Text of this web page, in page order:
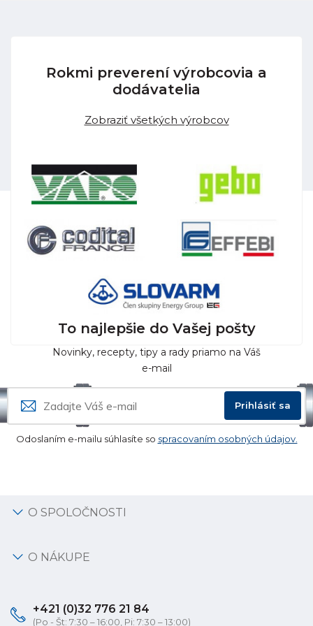
Rokmi preverení výrobcovia a
dodávatelia
Zobraziť všetkých výrobcov
To najlepšie do Vašej pošty
Novinky, recepty, tipy a rady priamo na Váš
e-mail
Prihlásiť sa
Odoslaním e-mailu súhlasíte so spracovaním osobných údajov.
O SPOLOČNOSTI
O NÁKUPE
+421 (0)32 776 21 84
(Po - Št: 7:30 – 16:00, Pi: 7:30 – 13:00)